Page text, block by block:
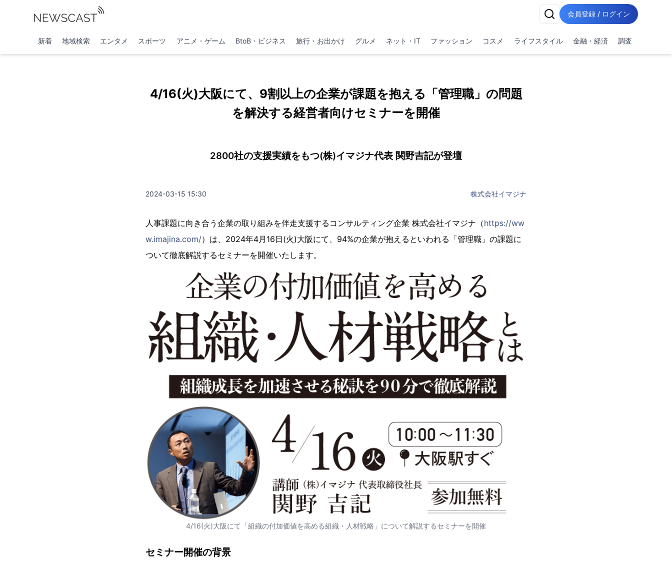
会員登録 / ログイン
新着 地域検索 エンタメ スポーツ アニメ・ゲーム BtoB・ビジネス 旅行・お出かけ グルメ ネット・IT ファッション コスメ ライフスタイル 金融・経済 調査
4/16(火)大阪にて、9割以上の企業が課題を抱える「管理職」の問題
を解決する経営者向けセミナーを開催
2800社の支援実績をもつ(株)イマジナ代表 関野吉記が登壇
2024-03-15 15:30 株式会社イマジナ
人事課題に向き合う企業の取り組みを伴走支援するコンサルティング企業 株式会社イマジナ（https://ww
w.imajina.com/）は、2024年4月16日(火)大阪にて、94%の企業が抱えるといわれる「管理職」の課題に
ついて徹底解説するセミナーを開催いたします。
4/16(火)大阪にて「組織の付加価値を高める組織・人材戦略」について解説するセミナーを開催
セミナー開催の背景